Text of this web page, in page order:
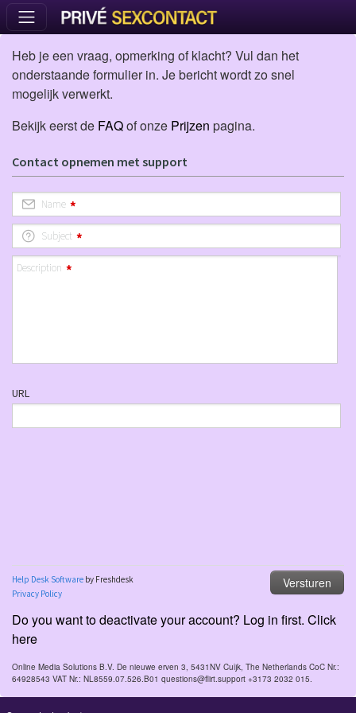
Heb je een vraag, opmerking of klacht? Vul dan het
onderstaande formulier in. Je bericht wordt zo snel
mogelijk verwerkt.
Bekijk eerst de FAQof onze Prijzen pagina.
Do you want to deactivate your account? Log in first. Click
here
Online Media Solutions B.V. De nieuwe erven 3, 5431NV Cuijk, The Netherlands CoC Nr.:
64928543 VAT Nr.: NL8559.07.526.B01 questions@flirt.support +3173 2032 015.